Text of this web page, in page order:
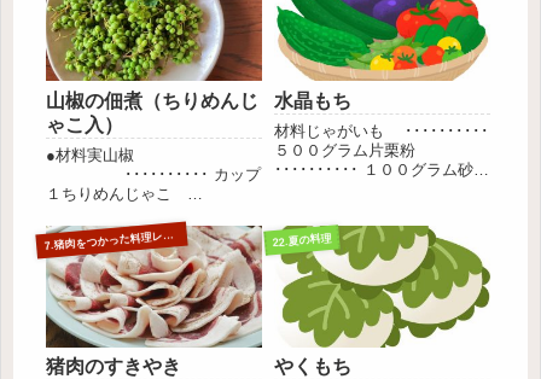
山椒の佃煮（ちりめんじ
ゃこ入）
●材料実山椒
･･････････ カップ
１ちりめんじゃこ
･･････････ カ
ップ１しょうゆ
･･････････ カップ１/２みり
ん ････････...
水晶もち
材料じゃがいも ･･････････
５００グラム片栗粉
･･････････ １００グラム砂
･･････････ １５グラム
塩 少々作り方小麦粉は水で、
耳たぶくらいの固さに...
7
.猪肉をつかった料理レシピ
猪肉のすきやき
22.夏の料理
やくもち